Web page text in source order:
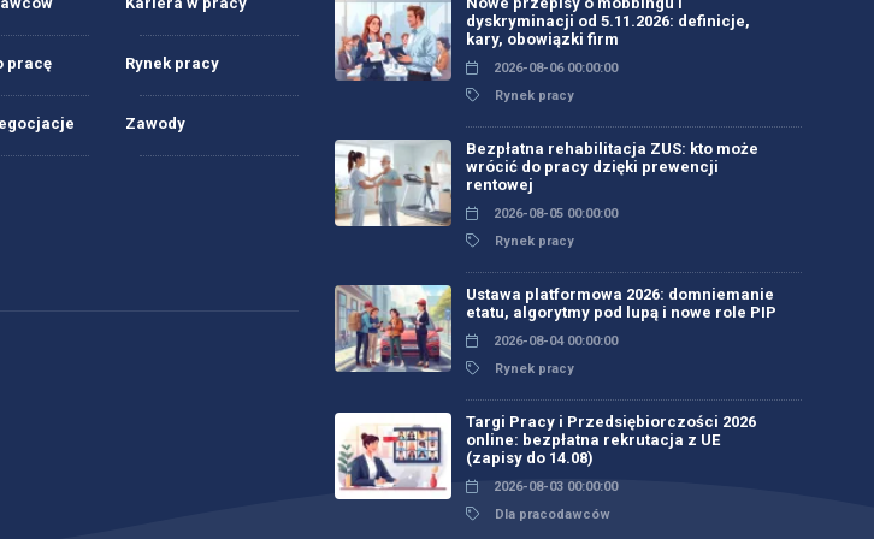
pracę Rynek pracy
Zawody
dyskryminacji od 5.11.2026: definicje,
kary, obowiązki firm
2026-08-06 00:00:00
Rynek pracy
Bezpłatna rehabilitacja ZUS: kto może
wrócić do pracy dzięki prewencji
rentowej
2026-08-05 00:00:00
Rynek pracy
Ustawa platformowa 2026: domniemanie
etatu, algorytmy pod lupą i nowe role PIP
2026-08-04 00:00:00
Rynek pracy
Targi Pracy i Przedsiębiorczości 2026
online: bezpłatna rekrutacja z UE
(zapisy do 14.08)
2026-08-03 00:00:00
Dla pracodawców